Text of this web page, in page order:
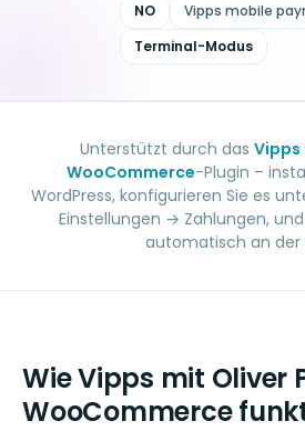
NO
Vipps mobile
Terminal-Modus
Unterstützt durch das Vipps
WooCommerce-Plugin –
WordPress, konfigurieren Sie es
Einstellungen → Zahlungen,
automatisch an der
Wie Vipps mit Oliver
WooCommerce